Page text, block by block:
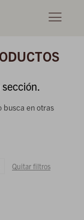

busca en otras
Quitar filtros